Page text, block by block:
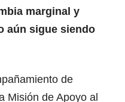
marginal y
aún sigue siendo
de
Misión de Apoyo al